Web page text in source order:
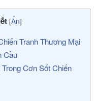
[Ẩn]
Tranh Thương Mại
Cầu
Cơn Sốt Chiến